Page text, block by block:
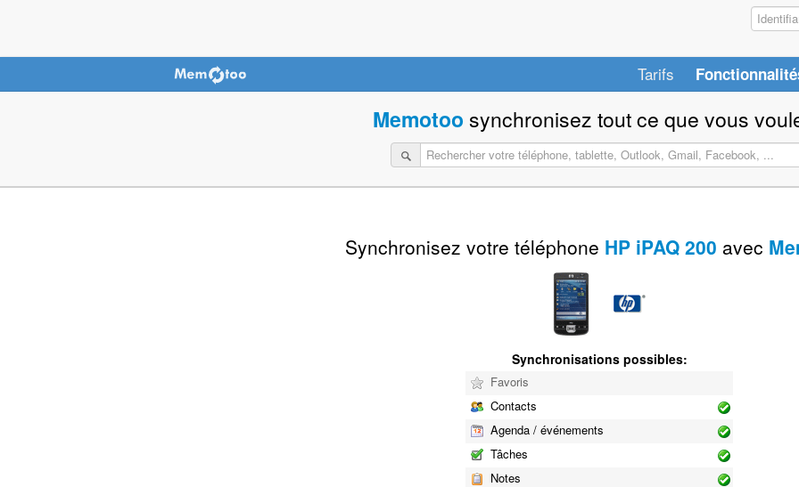
Tarifs
Memotoo synchronisez tout ce que vous
Synchronisez votre téléphone HP iPAQ 200 avec
Synchronisations possibles:
Favoris
Contacts
Agenda / événements
Tâches
Notes